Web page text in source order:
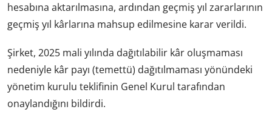
hesabına aktarılmasına, ardından geçmiş yıl zararlarının
geçmiş yıl kârlarına mahsup edilmesine karar verildi.
Şirket, 2025 mali yılında dağıtılabilir kâr oluşmaması
nedeniyle kâr payı (temettü) dağıtılmaması yönündeki
yönetim kurulu teklifinin Genel Kurul tarafından
onaylandığını bildirdi.